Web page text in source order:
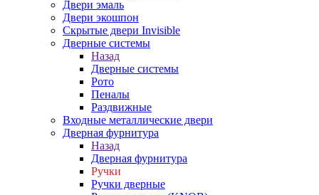
Двери эмаль
Двери экошпон
Скрытые двери Invisible
Дверные системы
Назад
Дверные системы
Рото
Пеналы
Раздвижные
Входные металлические двери
Дверная фурнитура
Назад
Дверная фурнитура
Ручки
Ручки дверные